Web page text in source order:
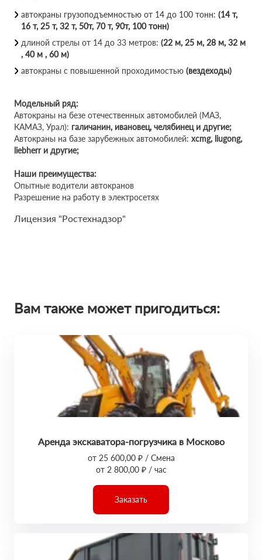
автокраны грузоподъемностью от 14 до 100 тонн: (14 т,
16 т, 25 т, 32 т, 50т, 70 т, 90т, 100 тонн)
длиной стрелы от 14 до 33 метров: (22 м, 25 м, 28 м, 32 м
, 40 м , 60 м)
автокраны с повышенной проходимостью (вездеходы)
Модельный ряд:
Автокраны на безе отечественных автомобилей (МАЗ,
КАМАЗ, Урал): галичанин, ивановец, челябинец и другие;
Автокраны на базе зарубежных автомобилей: xcmg, liugong,
liebherr и другие;
Наши преимущества:
Опытные водители автокранов
Разрешение на работу в электросетях
Лицензия "Ростехнадзор"
Вам также может пригодиться:
Аренда экскаватора-погрузчика в Москово
от 25 600,00 ₽ / Смена
от 2 800,00 ₽ / час
Заказать